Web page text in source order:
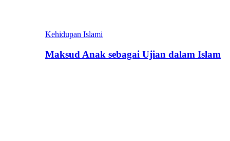
Kehidupan Islami
Maksud Anak sebagai Ujian dalam Islam